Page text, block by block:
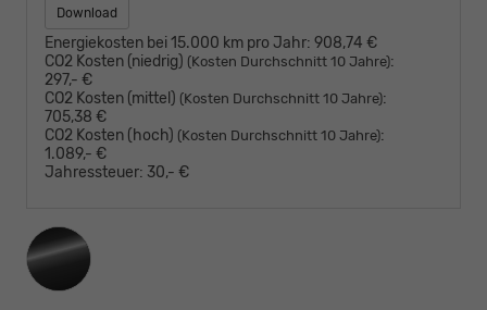
Download
Energiekosten bei 15.000 km pro Jahr: 908,74 €
CO2 Kosten (niedrig) (Kosten Durchschnitt 10 Jahre):
297,- €
CO2 Kosten (mittel) (Kosten Durchschnitt 10 Jahre):
705,38 €
CO2 Kosten (hoch) (Kosten Durchschnitt 10 Jahre):
1.089,- €
Jahressteuer: 30,- €